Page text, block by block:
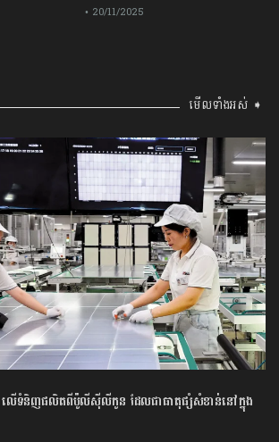
• 20/11/2025
មើលទាំងអស់ ➧
លើទំនិញផលិតពីប៉ូលីស៊ីលីកូន ដែលជាធាតុផ្សំសំខាន់នៅក្នុង